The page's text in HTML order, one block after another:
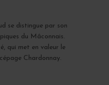
se distingue par son
du Mâconnais.
qui met en valeur le
Chardonnay.